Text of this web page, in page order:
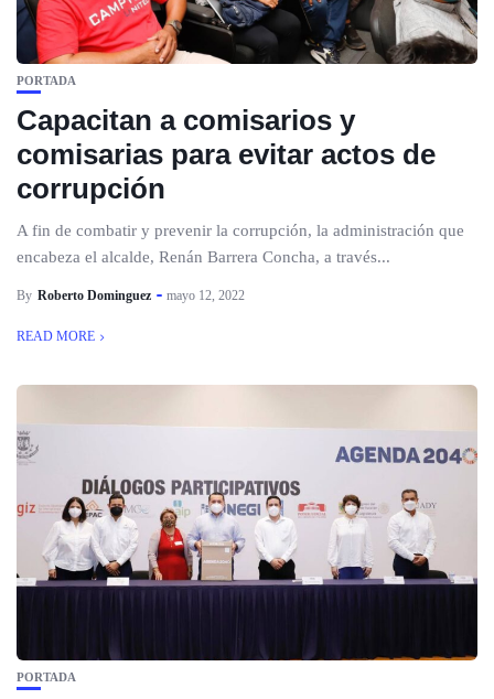
PORTADA
Capacitan a comisarios y
comisarias para evitar actos de
corrupción
A fin de combatir y prevenir la corrupción, la administración que
encabeza el alcalde, Renán Barrera Concha, a través...
By Roberto Dominguez mayo 12, 2022
READ MORE
PORTADA